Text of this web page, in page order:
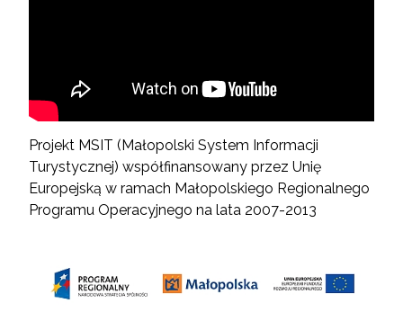
Projekt MSIT (Małopolski System Informacji
Turystycznej) współfinansowany przez Unię
Europejską w ramach Małopolskiego Regionalnego
Programu Operacyjnego na lata 2007-2013